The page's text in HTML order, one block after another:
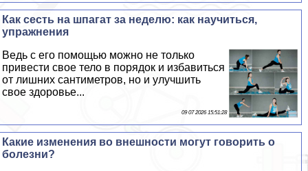
Как сесть на шпагат за неделю: как научиться,
упражнения
Ведь с его помощью можно не только
привести свое тело в порядок и избавиться
от лишних сантиметров, но и улучшить
свое здоровье...
09 07 2026 15:51:28
Какие изменения во внешности могут говорить о
болезни?